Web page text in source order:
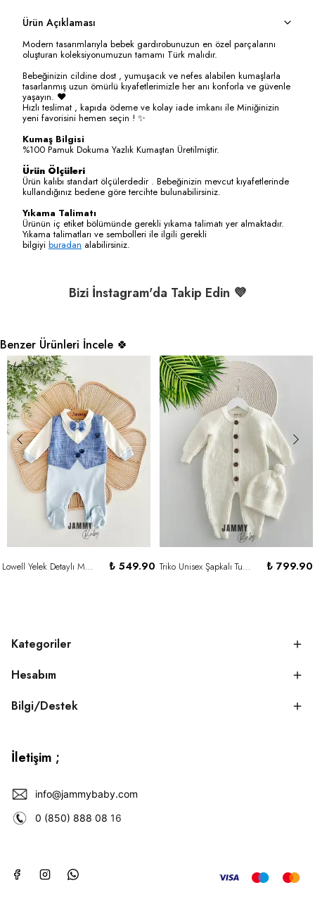
Ürün Açıklaması
Modern tasarımlarıyla bebek gardırobunuzun en özel parçalarını
oluşturan koleksiyonumuzun tamamı Türk malıdır.
Bebeğinizin cildine dost , yumuşacık ve nefes alabilen kumaşlarla
tasarlanmış uzun ömürlü kıyafetlerimizle her anı konforla ve güvenle
yaşayın. ❤️
Hızlı teslimat , kapıda ödeme ve kolay iade imkanı ile Miniğinizin
yeni favorisini hemen seçin ! ✨
Kumaş Bilgisi
%100 Pamuk Dokuma Yazlık Kumaştan Üretilmiştir.
Ürün Ölçüleri
Ürün kalıbı standart ölçülerdedir . Bebeğinizin mevcut kıyafetlerinde
kullandığınız bedene göre tercihte bulunabilirsiniz.
Yıkama Talimatı
Ürünün iç etiket bölümünde gerekli yıkama talimatı yer almaktadır.
Yıkama talimatları ve sembolleri ile ilgili gerekli
bilgiyi buradan alabilirsiniz.
Bizi İnstagram'da Takip Edin 💜
Benzer Ürünleri İncele 🍀
Lowell Yelek Detaylı Mevsimlik Tulum-AÇIK MAVİ ₺ 549.90 Triko Unisex Şapkalı Tulum Set-KREM ₺ 799.90
Kategoriler
Hesabım
Bilgi/Destek
İletişim ;
info@jammybaby.com
0 (850) 888 08 16